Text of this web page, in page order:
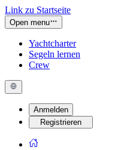
Link zu Startseite
Open menu
Yachtcharter
Segeln lernen
Crew
Anmelden
Registrieren